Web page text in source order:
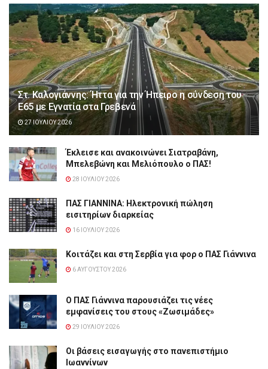
Στ. Καλογιάννης: Ήττα για την Ήπειρο η σύνδεση του
Ε65 με Εγνατία στα Γρεβενά
27 ΙΟΥΛΊΟΥ 2026
Έκλεισε και ανακοινώνει Σιατραβάνη,
Μπελεβώνη και Μελιόπουλο ο ΠΑΣ!
28 ΙΟΥΛΊΟΥ 2026
ΠΑΣ ΓΙΑΝΝΙΝΑ: Hλεκτρονική πώληση
εισιτηρίων διαρκείας
16 ΙΟΥΛΊΟΥ 2026
Κοιτάζει και στη Σερβία για φορ ο ΠΑΣ Γιάννινα
6 ΑΥΓΟΎΣΤΟΥ 2026
Ο ΠΑΣ Γιάννινα παρουσιάζει τις νέες
εμφανίσεις του στους «Ζωσιμάδες»
29 ΙΟΥΛΊΟΥ 2026
Οι βάσεις εισαγωγής στο πανεπιστήμιο
Ιωαννίνων